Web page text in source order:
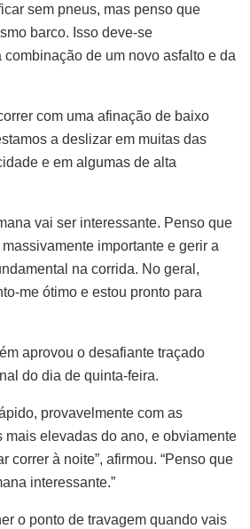
sem pneus, mas penso que
barco. Isso deve-se
combinação de um novo asfalto e da
com uma afinação de baixo
a deslizar em muitas das
e em algumas de alta
vai ser interessante. Penso que
importante e gerir a
na corrida. No geral,
me ótimo e estou pronto para
aprovou o desafiante traçado
do dia de quinta-feira.
provavelmente com as
mais elevadas do ano, e obviamente
correr à noite”, afirmou. “Penso que
interessante.”
o ponto de travagem quando vais